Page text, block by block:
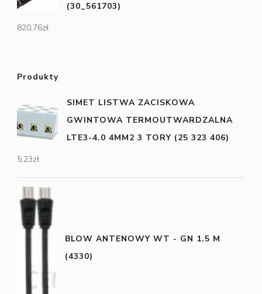
(30_561703)
820,76zł
Produkty
SIMET LISTWA ZACISKOWA
GWINTOWA TERMOUTWARDZALNA
LTE3-4.0 4MM2 3 TORY (25 323 406)
5,23zł
BLOW ANTENOWY WT - GN 1.5 M
(4330)